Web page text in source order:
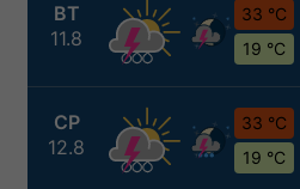
ВТ
11.8
33 °C
19 °C
СР
12.8
33 °C
19 °C